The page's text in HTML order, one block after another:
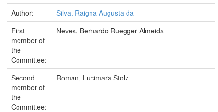
Author:
Silva, Raigna Augusta da
First
member of
the
Committee:
Neves, Bernardo Ruegger Almeida
Second
member of
the
Committee:
Roman, Lucimara Stolz